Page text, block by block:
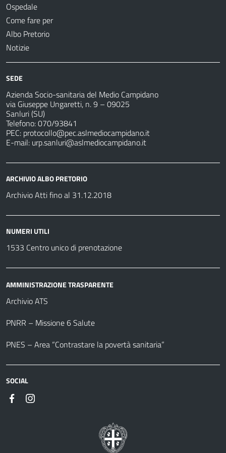
Ospedale
Come fare per
Albo Pretorio
Notizie
SEDE
Azienda Socio-sanitaria del Medio Campidano
via Giuseppe Ungaretti, n. 9 – 09025
Sanluri (SU)
Telefono: 070/93841
PEC: protocollo@pec.aslmediocampidano.it
E-mail: urp.sanluri@aslmediocampidano.it
ARCHIVIO ALBO PRETORIO
Archivio Atti fino al 31.12.2018
NUMERI UTILI
1533 Centro unico di prenotazione
AMMINISTRAZIONE TRASPARENTE
Archivio ATS
PNRR – Missione 6 Salute
PNES – Area “Contrastare la povertà sanitaria”
SOCIAL